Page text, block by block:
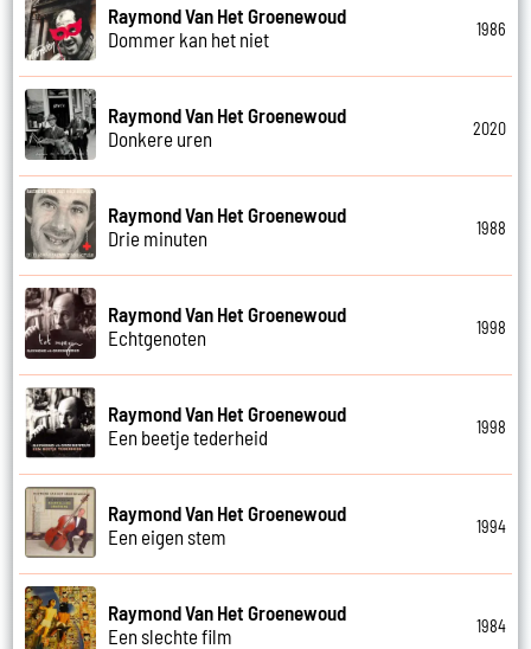
Raymond Van Het Groenewoud
Dommer kan het niet
1986
Raymond Van Het Groenewoud
Donkere uren
2020
Raymond Van Het Groenewoud
Drie minuten
1988
Raymond Van Het Groenewoud
Echtgenoten
1998
Raymond Van Het Groenewoud
Een beetje tederheid
1998
Raymond Van Het Groenewoud
Een eigen stem
1994
Raymond Van Het Groenewoud
Een slechte film
1984